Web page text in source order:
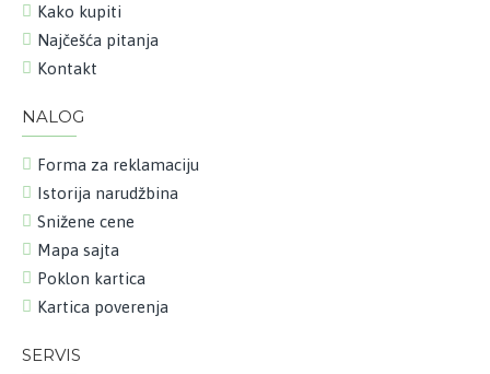
Kako kupiti
Najčešća pitanja
Kontakt
NALOG
Forma za reklamaciju
Istorija narudžbina
Snižene cene
Mapa sajta
Poklon kartica
Kartica poverenja
SERVIS